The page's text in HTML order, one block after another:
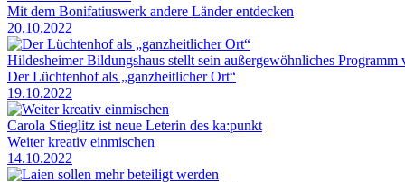
Mit dem Bonifatiuswerk andere Länder entdecken
20.10.2022
Hildesheimer Bildungshaus stellt sein außergewöhnliches Programm
Der Lüchtenhof als „ganzheitlicher Ort“
19.10.2022
Carola Stieglitz ist neue Leterin des ka:punkt
Weiter kreativ einmischen
14.10.2022